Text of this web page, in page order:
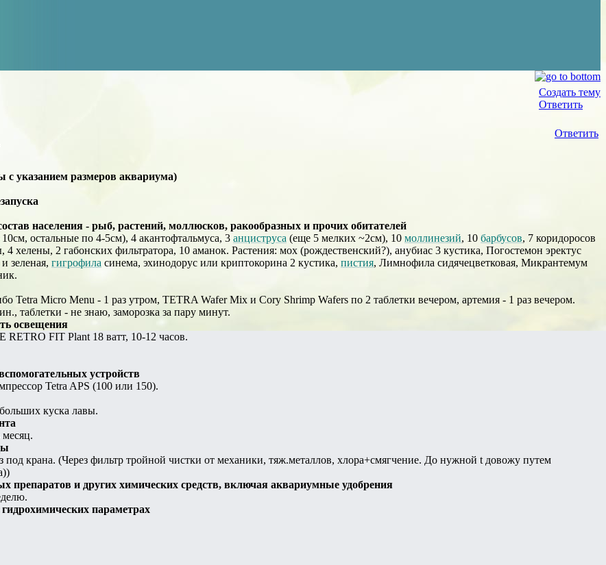
Создать тему
Ответить
Ответить
указанием размеров аквариума)
населения - рыб, растений, моллюсков, ракообразных и прочих обитателей
остальные по 4-5см), 4 акантофтальмуса, 3 анциструса (еще 5 мелких ~2см), 10 моллинезий, 10 барбусов, 7 коридоросов
хелены, 2 габонских фильтратора, 10 аманок. Растения: мох (рождественский?), анубиас 3 кустика, Погостемон эректус
зеленая, гигрофила синема, эхинодорус или криптокорина 2 кустика, пистия, Лимнофила сидячецветковая, Микрантемум
Tetra Micro Menu - 1 раз утром, TETRA Wafer Mix и Cory Shrimp Wafers по 2 таблетки вечером, артемия - 1 раз вечером.
таблетки - не знаю, заморозка за пару минут.
освещения
FIT Plant 18 ватт, 10-12 часов.
устройств
Tetra APS (100 или 150).
куска лавы.
под крана. (Через фильтр тройной чистки от механики, тяж.металлов, хлора+смягчение. До нужной t довожу путем
препаратов и других химических средств, включая аквариумные удобрения
параметрах